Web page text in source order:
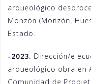
arqueológico
Monzón (Monzón,
Estado.
-2023. Dirección/
arqueológico obra en
Comunidad de